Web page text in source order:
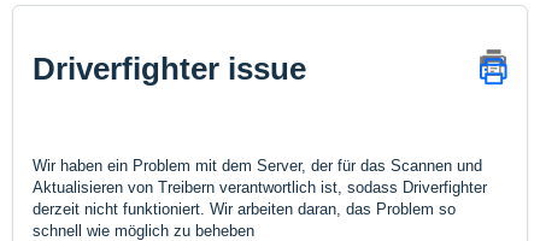
Driverfighter issue
Wir haben ein Problem mit dem Server, der für das Scannen und
Aktualisieren von Treibern verantwortlich ist, sodass Driverfighter
derzeit nicht funktioniert. Wir arbeiten daran, das Problem so
schnell wie möglich zu beheben